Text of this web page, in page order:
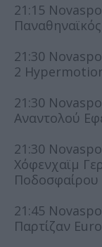
21:15
21:30
2
21:30
Αναντολού
21:30
Χόφενχαϊμ
Ποδοσφαίρου
21:45
Παρτίζαν